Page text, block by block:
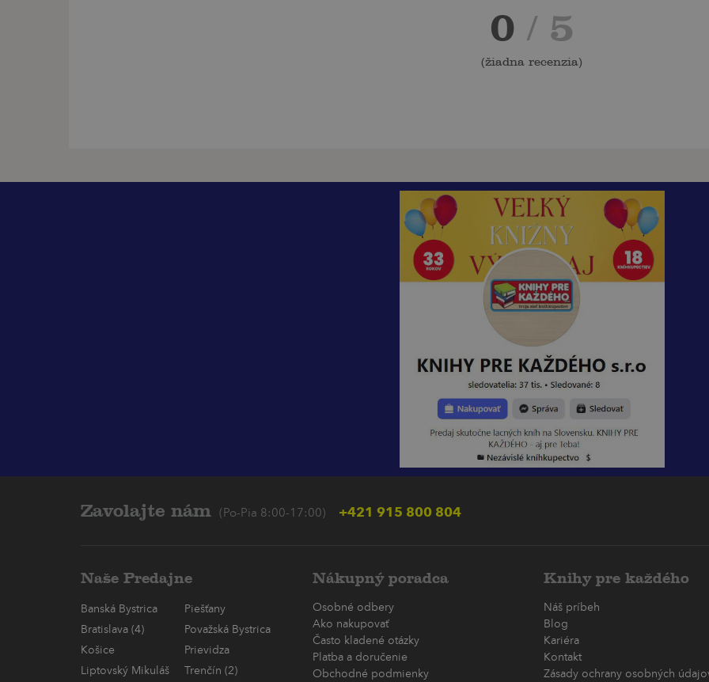
0 / 5
(žiadna recenzia)
Zavolajte nám (Po-Pia 8:00-17:00) +421 915 800 804
Naše Predajne
Banská Bystrica
Piešťany
Bratislava (4)
Považská Bystrica
Košice
Prievidza
Liptovský Mikuláš
Trenčín (2)
Nákupný poradca
Osobné odbery
Ako nakupovať
Často kladené otázky
Platba a doručenie
Obchodné podmienky
Knihy pre každého
Náš príbeh
Blog
Kariéra
Kontakt
Zásady ochrany osobných